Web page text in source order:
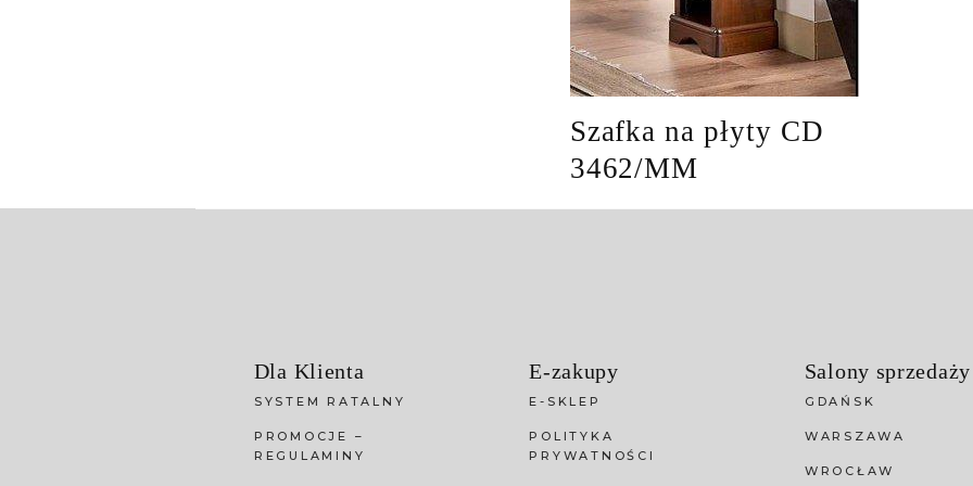
Szafka na płyty CD
3462/MM
Dla Klienta
SYSTEM RATALNY
PROMOCJE –
REGULAMINY
E-zakupy
E-SKLEP
POLITYKA
PRYWATNOŚCI
Salony sprzedaży
GDAŃSK
WARSZAWA
WROCŁAW